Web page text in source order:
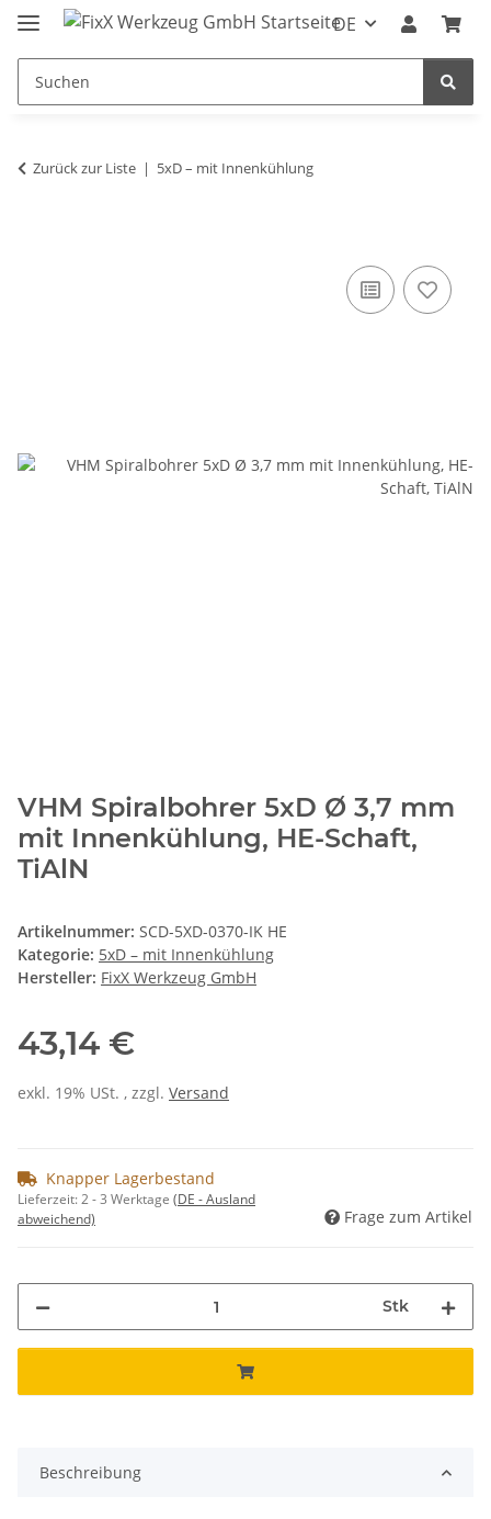
DE
Zurück zur Liste 5xD – mit Innenkühlung
VHM Spiralbohrer 5xD Ø 3,7 mm
mit Innenkühlung, HE-Schaft,
TiAlN
Artikelnummer: SCD-5XD-0370-IK HE
Kategorie: 5xD – mit Innenkühlung
Hersteller: FixX Werkzeug GmbH
43,14 €
exkl. 19% USt. , zzgl. Versand
Knapper Lagerbestand
Lieferzeit:2 - 3 Werktage (DE - Ausland
abweichend)
Frage zum Artikel
Stk
Beschreibung